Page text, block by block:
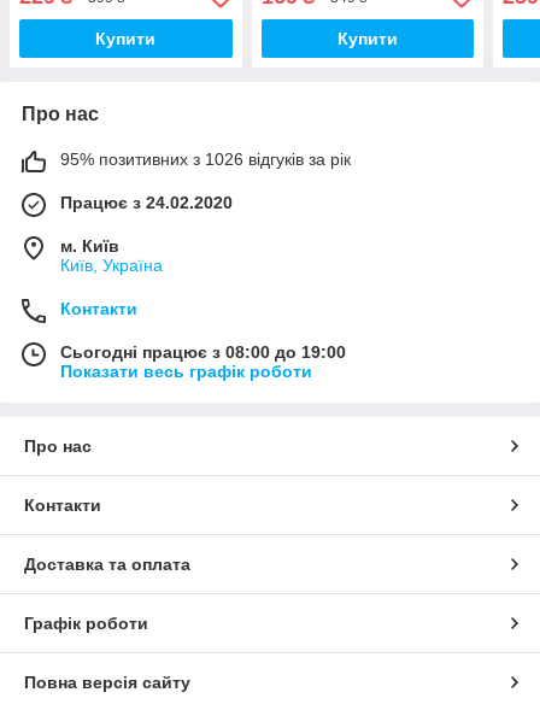
Купити Купити
Про нас
95% позитивних з 1026 відгуків за рік
Працює з 24.02.2020
м. Київ
Київ, Україна
Контакти
Сьогодні працює з 08:00 до 19:00
Показати весь графік роботи
Про нас
Контакти
Доставка та оплата
Графік роботи
Повна версія сайту